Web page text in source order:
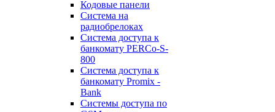
Кодовые панели
Система на
радиобрелоках
Система доступа к
банкомату PERCo-S-
800
Система доступа к
банкомату Promix -
Bank
Системы доступа по